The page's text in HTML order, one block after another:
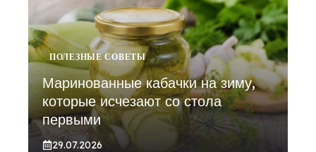
ПОЛЕЗНЫЕ СОВЕТЫ
Маринованные кабачки на зиму,
которые исчезают со стола
первыми
29.07.2026